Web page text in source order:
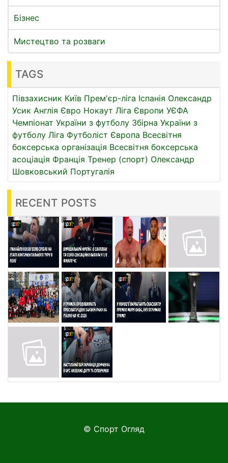
Бізнес
Мистецтво та розваги
TAGS
Півзахисник Київ Прем'єр-ліга Іспанія Олександр
Усик Англія Євро Нокаут Ліга Європи УЄФА
Чемпіонат України з футболу Збірна України з
футболу Ліга Футболіст Європа Всесвітня
боксерська організація Всесвітня боксерська
асоціація Франція Тренер (спорт) Олександр
Шовковський Португалія
RECENT POSTS
© Спорт Огляд